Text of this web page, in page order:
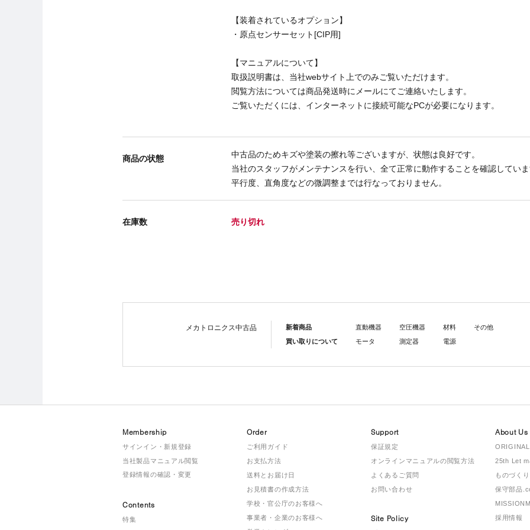
【装着されているオプション】
・原点センサーセット[CIP用]
【マニュアルについて】
取扱説明書は、当社webサイト上でのみご覧いただけます。
閲覧方法については商品発送時にメールにてご連絡いたします。
ご覧いただくには、インターネットに接続可能なPCが必要になります。
商品の状態
中古品のためキズや塗装の擦れ等ございますが、状態は良好です。
当社のスタッフがメンテナンスを行い、全て正常に動作することを確認してい
平行度、直角度などの微調整までは行なっておりません。
在庫数 売り切れ
メカトロニクス中古品
新着商品
買い取りについて
直動機器
モータ
空圧機器
測定器
材料
電源
その他
Membership
サインイン・新規登録
当社製品マニュアル閲覧
登録情報の確認・変更
Contents
特集
Order
ご利用ガイド
お支払方法
送料とお届け日
お見積書の作成方法
学校・官公庁のお客様へ
事業者・企業のお客様へ
Support
保証規定
オンラインマニュアルの閲覧方法
よくあるご質問
お問い合わせ
Site Policy
About Us
25th Let
ものづく
保守部品
採用情報